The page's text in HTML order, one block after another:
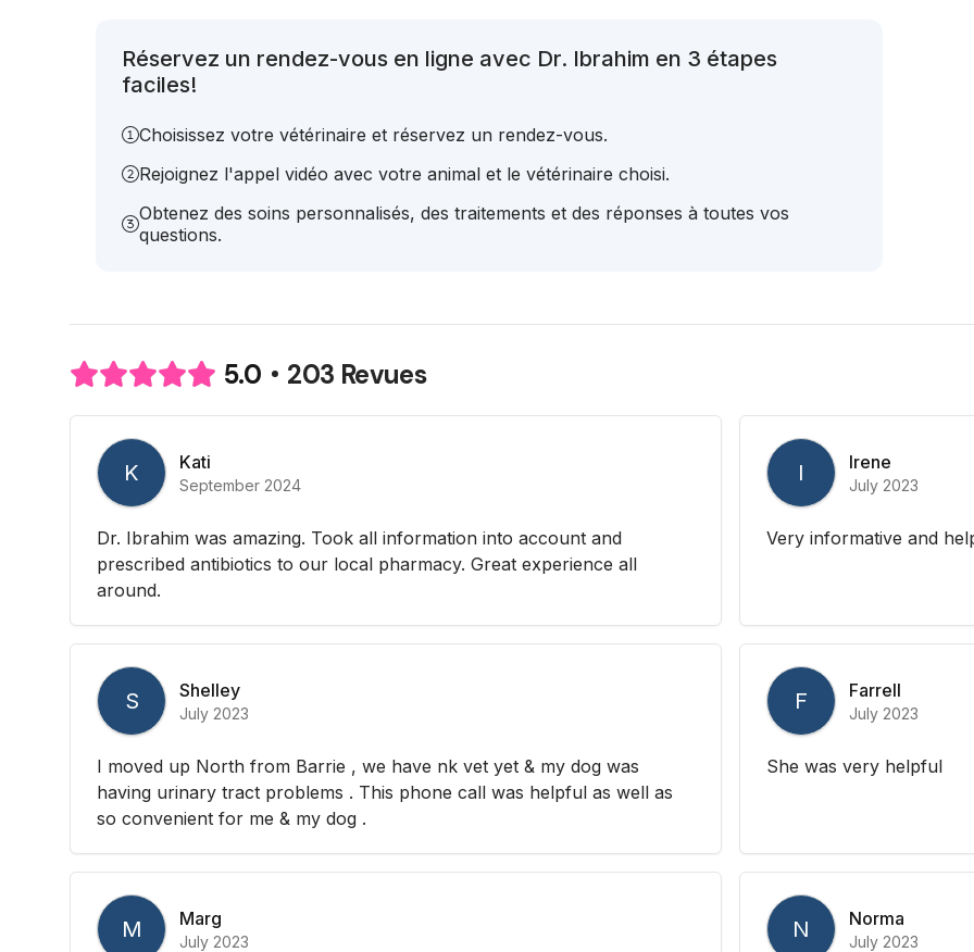
Réservez un rendez-vous en ligne avec Dr. Ibrahim en 3 étapes
faciles!
Choisissez votre vétérinaire et réservez un rendez-vous.
Rejoignez l'appel vidéo avec votre animal et le vétérinaire choisi.
Obtenez des soins personnalisés, des traitements et des réponses à toutes vos
questions.
5.0 203 Revues
K Kati
September 2024
Dr. Ibrahim was amazing. Took all information into account and
prescribed antibiotics to our local pharmacy. Great experience all
around.
I Irene
July 2023
Very informative and
S Shelley
July 2023
I moved up North from Barrie , we have nk vet yet & my dog was
having urinary tract problems . This phone call was helpful as well as
so convenient for me & my dog .
F Farrell
July 2023
She was very helpful
M Marg
July 2023 N Norma
July 2023